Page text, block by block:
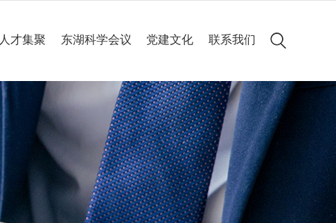
人才集聚 东湖科学会议
会议简介
历届集锦
高清图集
会议聚焦
党建文化
党建动态
专题专栏
联系我们